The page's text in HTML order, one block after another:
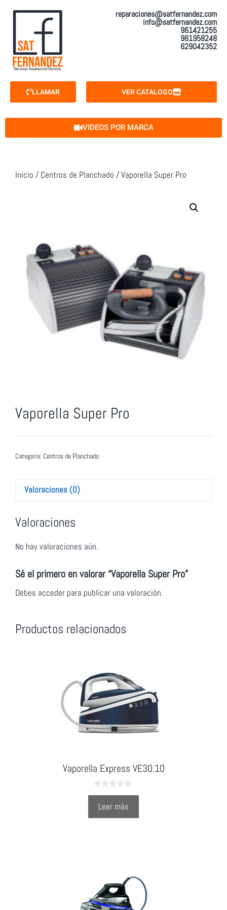
reparaciones@satfernandez.com
info@satfernandez.com
961421255
961958248
629042352
LLAMAR VER CATALOGO
VIDEOS POR MARCA
Inicio / Centros de Planchado / Vaporella Super Pro
Vaporella Super Pro
Categoría: Centros de Planchado
Valoraciones (0)
Valoraciones
No hay valoraciones aún.
Sé el primero en valorar “Vaporella Super Pro”
Debes acceder para publicar una valoración.
Productos relacionados
Vaporella Express VE30.10
0
Leer más